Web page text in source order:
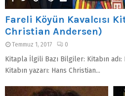
Fareli Köyün Kavalcısı
Christian Andersen)
Temmuz 1, 2017 0
Kitapla İlgili Bazı Bilgiler: Kitabın adı:
Kitabın yazarı: Hans Christian...